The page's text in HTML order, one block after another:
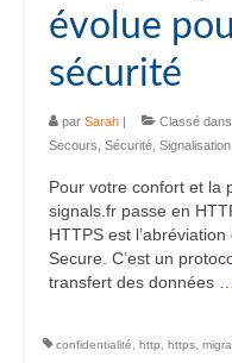
évolue
sécurité
par Sarah | Classé
Secours Sécurité Signalisation
Pour votre confort et la
signals.fr passe en
HTTPS est
Secure. C’est un
transfert des données …
confidentialité http https